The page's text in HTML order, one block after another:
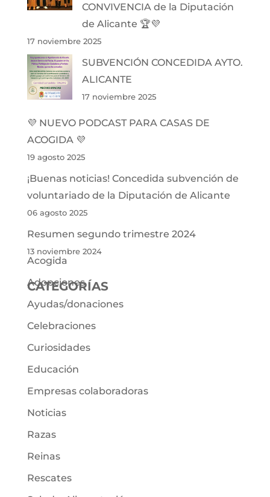
CONVIVENCIA de la Diputación
de Alicante 🏆💜
17 noviembre 2025
SUBVENCIÓN CONCEDIDA AYTO.
ALICANTE
17 noviembre 2025
💜 NUEVO PODCAST PARA CASAS DE
ACOGIDA 💜
19 agosto 2025
¡Buenas noticias! Concedida subvención de
voluntariado de la Diputación de Alicante
06 agosto 2025
Resumen segundo trimestre 2024
13 noviembre 2024
CATEGORÍAS
Acogida
Adopciones
Ayudas/donaciones
Celebraciones
Curiosidades
Educación
Empresas colaboradoras
Noticias
Razas
Reinas
Rescates